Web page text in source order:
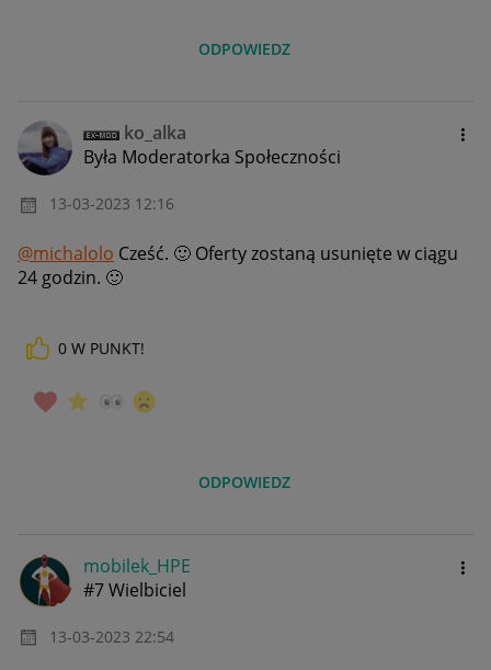
ODPOWIEDZ
ko_alka
Była Moderatorka Społeczności
‎13-03-2023 12:16
@michalolo Cześć. 🙂 Oferty zostaną usunięte w ciągu
24 godzin. 🙂
0 W PUNKT!
ODPOWIEDZ
mobilek_HPE
#7 Wielbiciel
‎13-03-2023 22:54